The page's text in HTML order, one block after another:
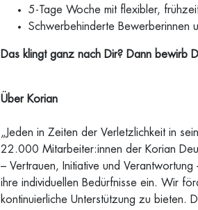
5-Tage Woche mit flexibler,
Schwerbehinderte Bewerberinnen
Das klingt ganz nach Dir? Dann bewirb
Über Korian
„Jeden in Zeiten der Verletzlichkeit in
22.000 Mitarbeiter:innen der Korian
– Vertrauen, Initiative und
ihre individuellen Bedürfnisse ein. Wir
kontinuierliche Unterstützung zu bieten.